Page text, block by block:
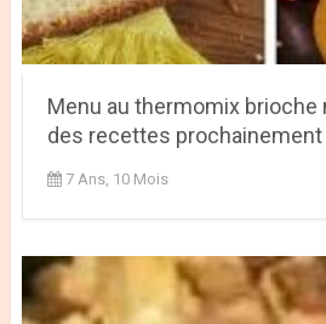
Menu au thermomix brioche
des recettes prochainement
7 Ans, 10 Mois